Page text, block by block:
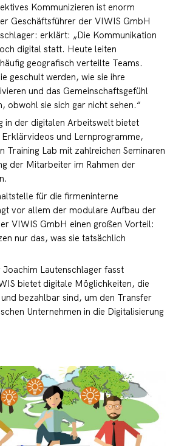
Kommunizieren ist enorm
Geschäftsführer der VIWIS GmbH
erklärt: „Die Kommunikation
digital statt. Heute leiten
geografisch verteilte Teams.
geschult werden, wie sie ihre
und das Gemeinschaftsgefühl
obwohl sie sich gar nicht sehen.“
in der digitalen Arbeitswelt bietet
und Lernprogramme,
Training Lab mit zahlreichen Seminaren
der Mitarbeiter im Rahmen der
für die firmeninterne
vor allem der modulare Aufbau der
VIWIS GmbH einen großen Vorteil:
nur das, was sie tatsächlich
Lautenschlager fasst
bietet digitale Möglichkeiten, die
bezahlbar sind, um den Transfer
Unternehmen in die Digitalisierung